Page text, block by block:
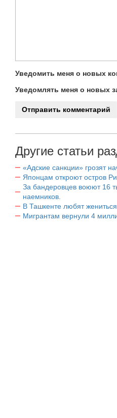
Уведомить меня о новых
Уведомлять меня о новых
Другие статьи
«Адские санкции» грозят
Японцам откроют остров
За бандеровцев воюют 16
наемников.
В Ташкенте любят жениться
Мигрантам вернули 4